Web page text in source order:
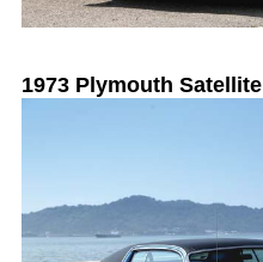
1973 Plymouth Satellite